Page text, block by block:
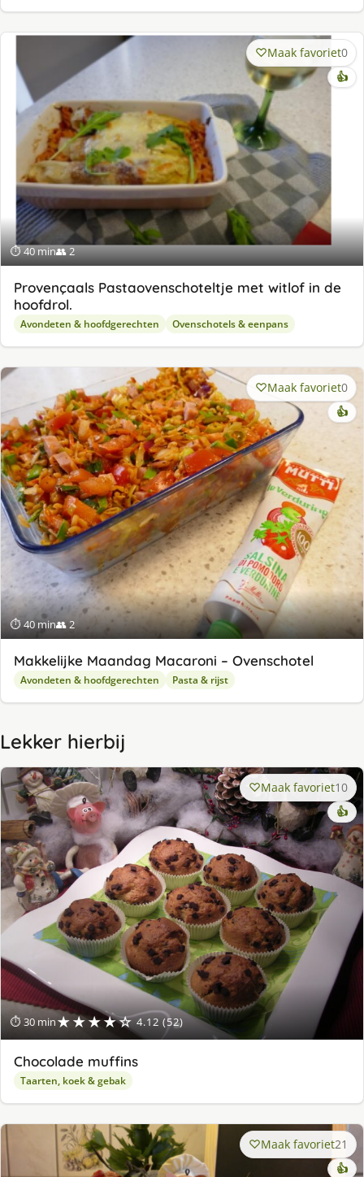
⏱ 40 min👥 2
Maak favoriet0
👍
Provençaals Pastaovenschoteltje met witlof in de
hoofdrol.
Avondeten & hoofdgerechten Ovenschotels & eenpans
⏱ 40 min👥 2
Maak favoriet0
👍
Makkelijke Maandag Macaroni – Ovenschotel
Avondeten & hoofdgerechten Pasta & rijst
Lekker hierbij
⏱ 30 min★★★★☆ 4.12 (52)
Maak favoriet10
👍
Chocolade muffins
Taarten, koek & gebak
Maak favoriet21
👍